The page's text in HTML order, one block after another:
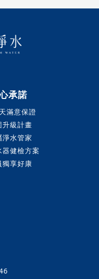
諾
滿意保證
升級計畫
淨水管家
器健檢方案
獨享好康